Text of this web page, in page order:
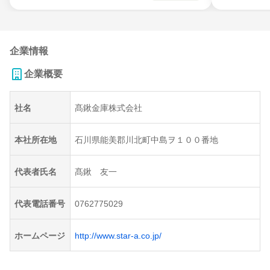
企業情報
企業概要
社名 髙鍬金庫株式会社
本社所在地 石川県能美郡川北町中島ヲ１００番地
代表者氏名 髙鍬 友一
代表電話番号 0762775029
ホームページ http://www.star-a.co.jp/